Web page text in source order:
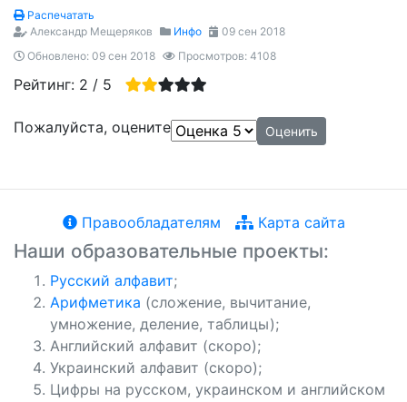
Распечатать
Александр Мещеряков
Инфо
09 сен 2018
Обновлено: 09 сен 2018
Просмотров: 4108
Рейтинг: 2 / 5
Пожалуйста, оцените
Правообладателям Карта сайта
Наши образовательные проекты:
Русский алфавит;
Арифметика (сложение, вычитание,
умножение, деление, таблицы);
Английский алфавит (скоро);
Украинский алфавит (скоро);
Цифры на русском, украинском и английском